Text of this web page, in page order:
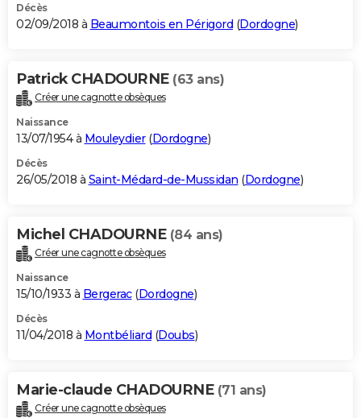
Décès
02/09/2018 à Beaumontois en Périgord (Dordogne)
Patrick CHADOURNE (63 ans)
Créer une cagnotte obsèques
Naissance
13/07/1954 à Mouleydier(Dordogne)
Décès
26/05/2018 à Saint-Médard-de-Mussidan (Dordogne)
Michel CHADOURNE (84 ans)
Créer une cagnotte obsèques
Naissance
15/10/1933 à Bergerac(Dordogne)
Décès
11/04/2018 à Montbéliard (Doubs)
Marie-claude CHADOURNE (71 ans)
Créer une cagnotte obsèques